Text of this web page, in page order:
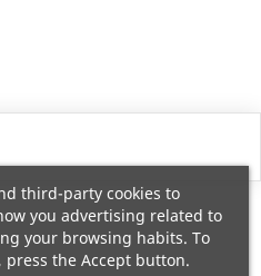
third-party cookies to
you advertising related to
your browsing habits. To
the Accept button.